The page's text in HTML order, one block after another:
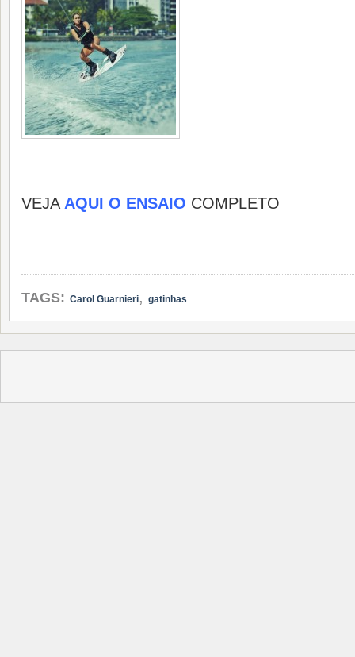
VEJA AQUI O ENSAIO COMPLETO
TAGS: Carol Guarnieri, gatinhas